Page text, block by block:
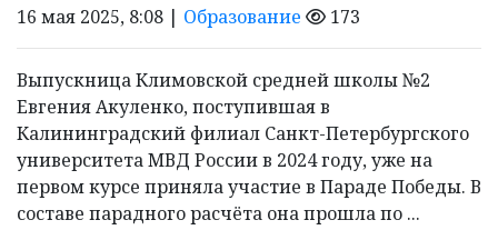
16 мая 2025, 8:08 | Образование 173
Выпускница Климовской средней школы №2
Евгения Акуленко, поступившая в
Калининградский филиал Санкт-Петербургского
университета МВД России в 2024 году, уже на
первом курсе приняла участие в Параде Победы. В
составе парадного расчёта она прошла по ...